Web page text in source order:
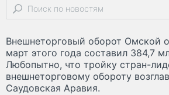
Внешнеторговый оборот Омской
март этого года составил 384,7
Любопытно, что тройку стран-
внешнеторговому обороту
Саудовская Аравия.